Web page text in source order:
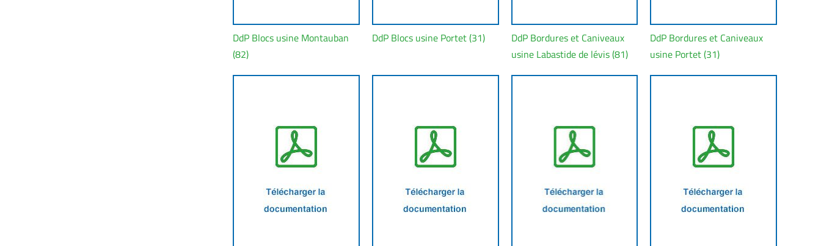
DdP Blocs usine Montauban
(82)
DdP Blocs usine Portet (31)
DdP Bordures et Caniveaux
usine Labastide de lévis (81)
DdP Bordures et Caniveaux
usine Portet (31)